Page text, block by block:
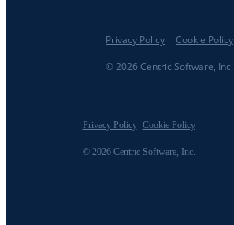
© 2026 Centric Software, Inc.
Privacy Policy Cookie Policy
© 2026 Centric Software, Inc.
Privacy Policy Cookie Policy